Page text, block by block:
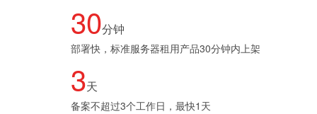
30分钟
部署快，标准服务器租用产品30分钟内上架
3天
备案不超过3个工作日，最快1天